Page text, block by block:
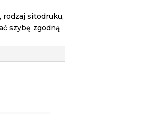
sitodruku,
szybę zgodną